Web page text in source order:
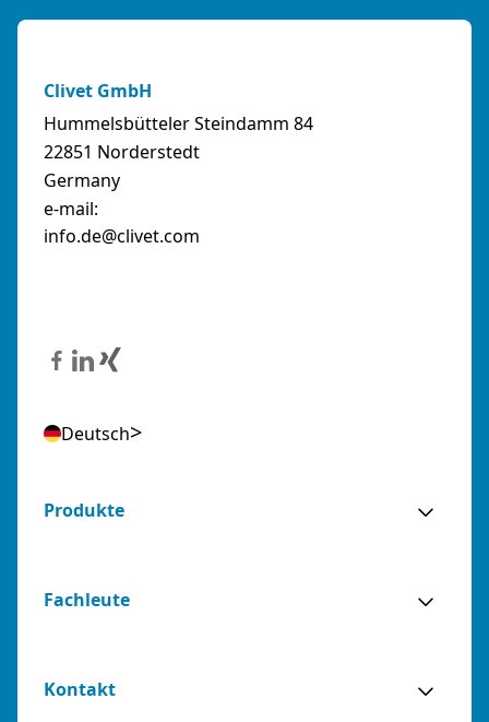
Clivet GmbH
Hummelsbütteler Steindamm 84
22851 Norderstedt
Germany
e-mail:
info.de@clivet.com
Deutsch
Produkte
Fachleute
Kontakt